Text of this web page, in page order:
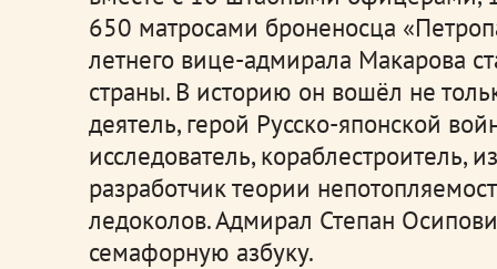
650 матросами броненосца
летнего вице-адмирала Макарова
страны. В историю он вошёл не
деятель, герой Русско-японской
исследователь, кораблестроитель,
разработчик теории
ледоколов. Адмирал Степан
семафорную азбуку.